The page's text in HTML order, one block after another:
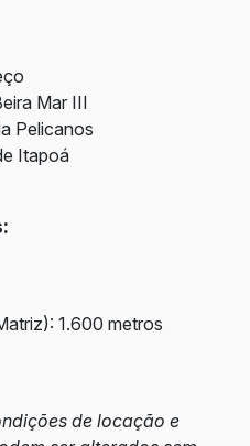
Mar III
Pelicanos
Itapoá
1.600 metros
de locação e